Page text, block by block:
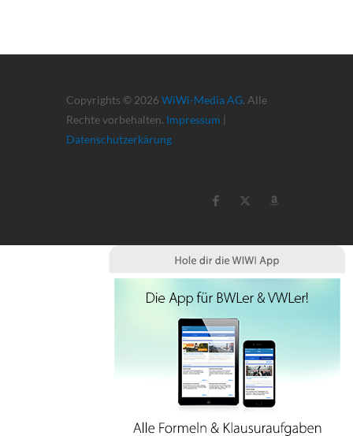
Copyrights © 2026 WiWi-Media AG. Alle
Rechte vorbehalten. Impressum |
Datenschutzerkärung